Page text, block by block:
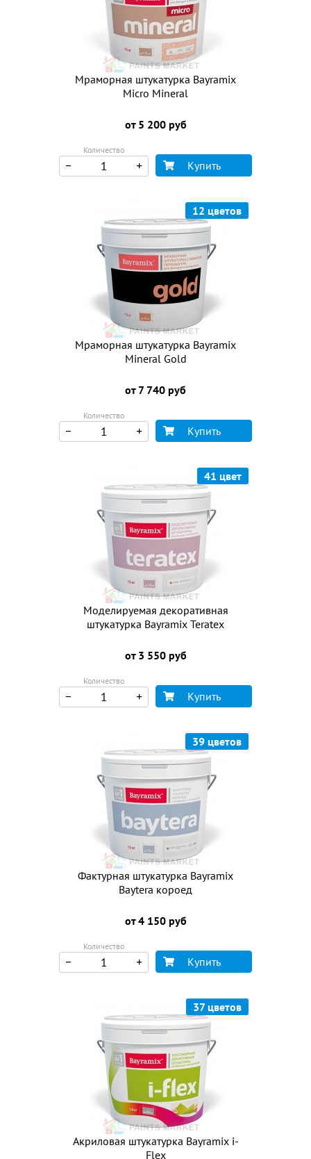
Мраморная штукатурка Bayramix
Micro Mineral
от 5 200 руб
Количество
Купить
12 цветов
Мраморная штукатурка Bayramix
Mineral Gold
от 7 740 руб
Количество
Купить
41 цвет
Моделируемая декоративная
штукатурка Bayramix Teratex
от 3 550 руб
Количество
Купить
39 цветов
Фактурная штукатурка Bayramix
Baytera короед
от 4 150 руб
Количество
Купить
37 цветов
Акриловая штукатурка Bayramix i-
Flex